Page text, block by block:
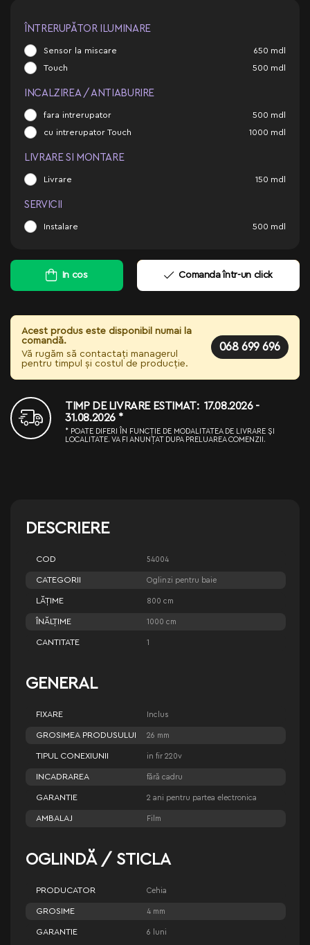
ÎNTRERUPĂTOR ILUMINARE
Sensor la miscare 650 mdl
Touch 500 mdl
INCALZIREA / ANTIABURIRE
fara intrerupator 500 mdl
cu intrerupator Touch 1000 mdl
LIVRARE SI MONTARE
Livrare 150 mdl
SERVICII
Instalare 500 mdl
In cos Comanda într-un click
Acest produs este disponibil numai la
comandă.
Vă rugăm să contactați managerul
pentru timpul și costul de producție.
068 699 696
TIMP DE LIVRARE ESTIMAT: 17.08.2026 -
31.08.2026 *
* POATE DIFERI ÎN FUNCȚIE DE MODALITATEA DE LIVRARE ȘI
LOCALITATE. VA FI ANUNȚAT DUPA PRELUAREA COMENZII.
DESCRIERE
COD 54004
CATEGORII Oglinzi pentru baie
LĂŢIME 800 cm
ÎNĂLŢIME 1000 cm
CANTITATE 1
GENERAL
FIXARE Inclus
GROSIMEA PRODUSULUI 26 mm
TIPUL CONEXIUNII in fir 220v
INCADRAREA fără cadru
GARANTIE 2 ani pentru partea electronica
AMBALAJ Film
OGLINDĂ / STICLA
PRODUCATOR Cehia
GROSIME 4 mm
GARANTIE 6 luni